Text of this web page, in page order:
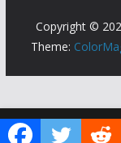
Copyright ©
Theme: